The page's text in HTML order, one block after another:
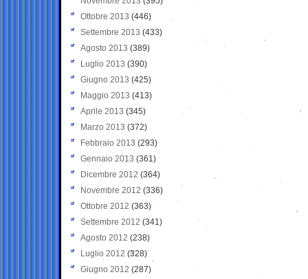
Ottobre 2013 (446)
Settembre 2013 (433)
Agosto 2013 (389)
Luglio 2013 (390)
Giugno 2013 (425)
Maggio 2013 (413)
Aprile 2013 (345)
Marzo 2013 (372)
Febbraio 2013 (293)
Gennaio 2013 (361)
Dicembre 2012 (364)
Novembre 2012 (336)
Ottobre 2012 (363)
Settembre 2012 (341)
Agosto 2012 (238)
Luglio 2012 (328)
Giugno 2012 (287)